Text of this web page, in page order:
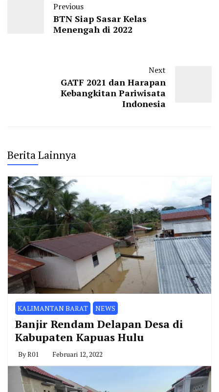
Previous
BTN Siap Sasar Kelas
Menengah di 2022
Next
GATF 2021 dan Harapan
Kebangkitan Pariwisata
Indonesia
Berita Lainnya
KALIMANTAN BARAT NEWS
Banjir Rendam Delapan Desa di
Kabupaten Kapuas Hulu
ByR01 Februari 12, 2022